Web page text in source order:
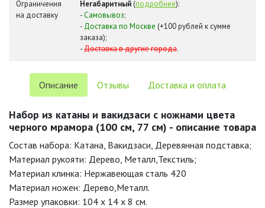
Ограничения
на доставку
Негабаритный (подробнее):
- Самовывоз;
- Доставка по Москве (+100 рублей к сумме
заказа);
-Доставка в другие города.
Описание Отзывы Доставка и оплата
Набор из катаны и вакидзаси с ножнами цвета
черного мрамора (100 см, 77 см) - описание товара
Состав набора: Катана, Вакидзаси, Деревянная подставка;
Материал рукояти: Дерево, Металл,Текстиль;
Материал клинка: Нержавеющая сталь 420
Материал ножен: Дерево,Металл.
Размер упаковки: 104 х 14 х 8 см.